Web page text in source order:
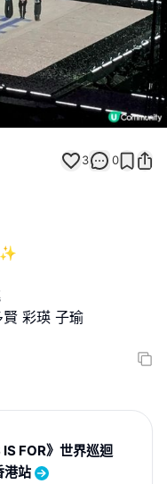
3 0
彩瑛 子瑜
FOR》世界巡迴
港站